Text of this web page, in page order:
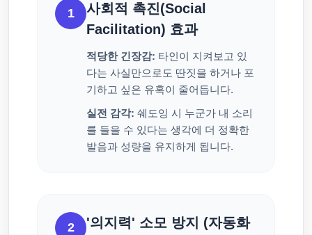
1
사회적 촉진(Social
Facilitation) 효과
적당한 긴장감: 타인이 지켜보고 있
다는 사실만으로도 딴짓을 하거나 포
기하고 싶은 유혹이 줄어듭니다.
실전 감각: 쉐도잉 시 누군가 내 소리
를 들을 수 있다는 생각에 더 정확한
발음과 성량을 유지하게 됩니다.
2
'의지력' 소모 방지 (자동화